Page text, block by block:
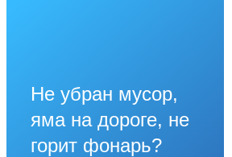
Не убран мусор,
яма на дороге, не
горит фонарь?